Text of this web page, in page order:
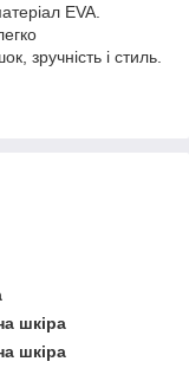
EVA.
зручність і стиль.
шкіра
шкіра